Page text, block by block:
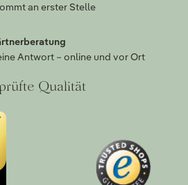
an erster Stelle
Antwort – online und vor Ort
Qualität